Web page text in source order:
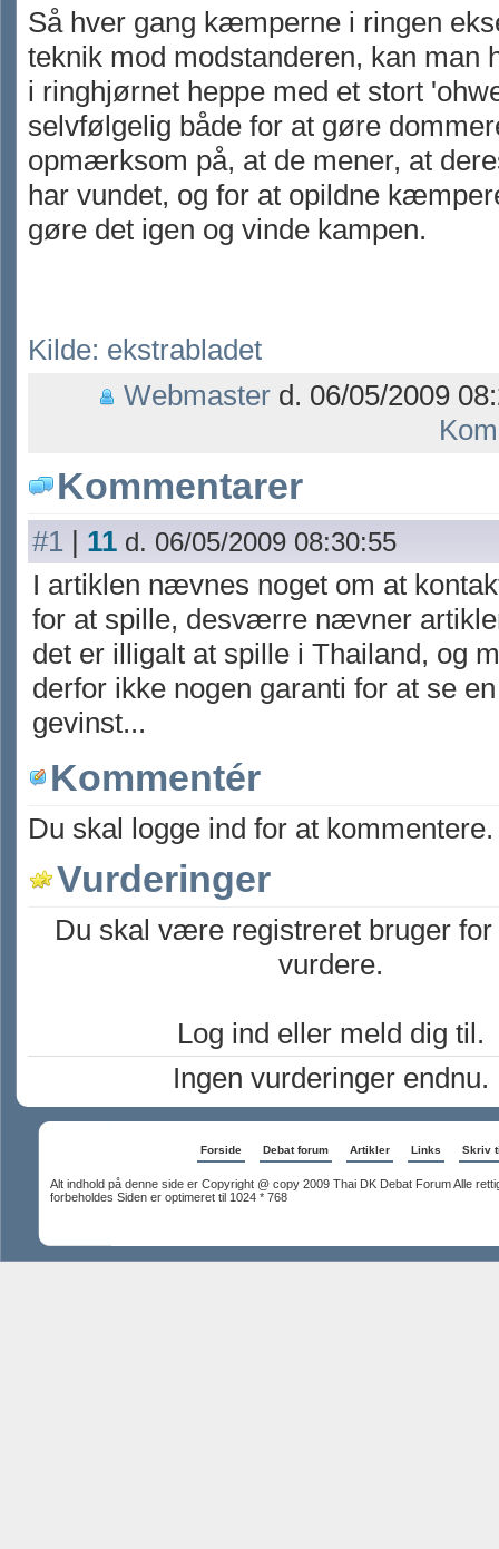
Så hver gang kæmperne i ringen
teknik mod modstanderen, kan man
i ringhjørnet heppe med et stort
selvfølgelig både for at gøre
opmærksom på, at de mener, at
har vundet, og for at opildne
gøre det igen og vinde kampen.
Kilde: ekstrabladet
Webmaster d. 06/05/2009
Kommentarer
#1 | 11 d. 06/05/2009 08:30:55
I artiklen nævnes noget om at
for at spille, desværre nævner
det er illigalt at spille i Thailand, og
derfor ikke nogen garanti for at se
gevinst...
Kommentér
Du skal logge ind for at kommentere.
Vurderinger
Du skal være registreret bruger for
vurdere.
Log ind eller meld dig til.
Ingen vurderinger endnu.
Forside Debat forum Artikler Links Skriv
Alt indhold på denne side er Copyright @ copy 2009 Thai DK Debat Forum Alle
forbeholdes Siden er optimeret til 1024 * 768